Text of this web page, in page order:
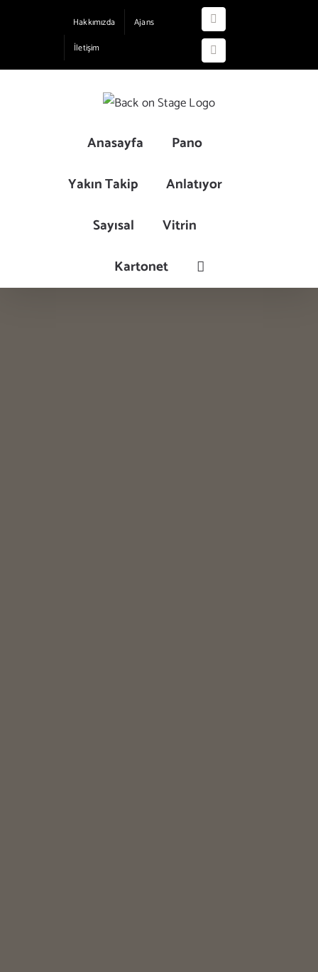
Hakkımızda
Ajans
İletişim
Instagram
YouTube
Anasayfa
Pano
Yakın Takip
Anlatıyor
Sayısal
Vitrin
Kartonet